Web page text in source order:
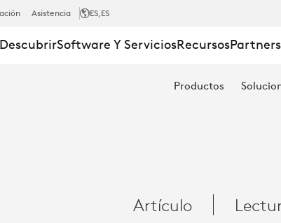
Asistencia ES,ES
DescubrirSoftware Y ServiciosRecursosPartners
Productos
Artículo